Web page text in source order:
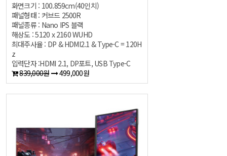
화면크기 : 100.859cm(40인치)
패널형태 : 커브드 2500R
패널종류 : Nano IPS 블랙
해상도 : 5120 x 2160 WUHD
최대주사율 : DP & HDMI2.1 & Type-C = 120H
z
입력단자 :HDMI 2.1, DP포트, USB Type-C
839,000원
499,000원